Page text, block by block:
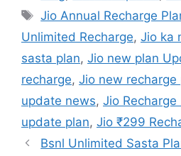
Tags
Jio Annual Recharge
Unlimited Recharge, Jio ka
sasta plan, Jio new plan
recharge, Jio new recharge
update news, Jio
update plan, Jio ₹299
Bsnl Unlimited Sasta